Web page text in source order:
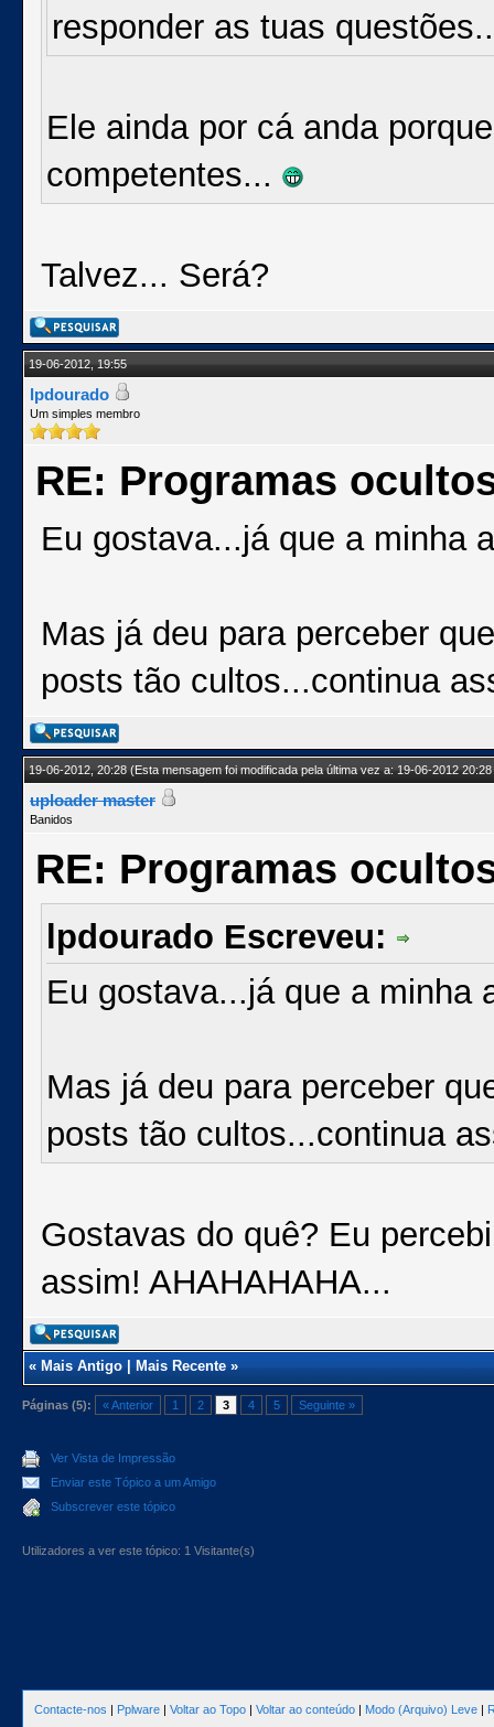
responder as tuas
Ele ainda por cá anda
competentes...
Talvez... Será?
19-06-2012, 19:55
lpdourado
Um simples membro
RE: Programas
Eu gostava...já que a minha
Mas já deu para perceber
posts tão cultos...continua
19-06-2012, 20:28(Esta mensagem foi modificada pela última vez a: 19-06-2012
uploader master
Banidos
RE: Programas
lpdourado Escreveu:
Eu gostava...já que a
Mas já deu para perceber
posts tão cultos...continua
Gostavas do quê? Eu
assim! AHAHAHAHA...
«Mais Antigo|Mais Recente»
Páginas (5): « Anterior 1 2 3 4 5 Seguinte »
Ver Vista de Impressão
Enviar este Tópico a um Amigo
Subscrever este tópico
Utilizadores a ver este tópico: 1 Visitante(s)
Contacte-nos | Pplware | Voltar ao Topo | Voltar ao conteúdo | Modo (Arquivo) Leve |